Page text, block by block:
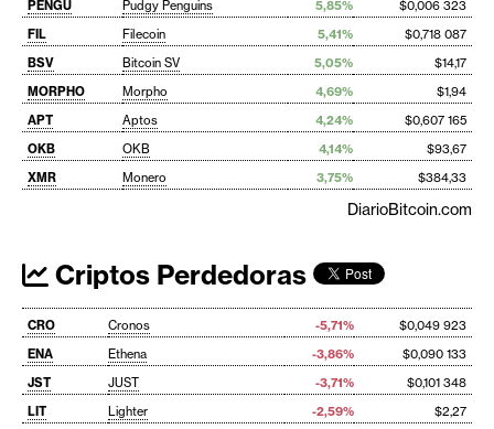
PENGU
Pudgy Penguins 5,85%
$0,006 323
FIL
Filecoin 5,41%
$0,718 087
BSV
Bitcoin SV 5,05%
$14,17
MORPHO
Morpho 4,69%
$1,94
APT
Aptos 4,24%
$0,607 165
OKB
OKB 4,14%
$93,67
XMR
Monero 3,75% $384,33
DiarioBitcoin.com
Criptos Perdedoras
CRO Cronos -5,71%
$0,049 923
ENA
Ethena -3,86%
$0,090 133
JST
JUST -3,71%
$0,101 348
LIT
Lighter -2,59% $2,27